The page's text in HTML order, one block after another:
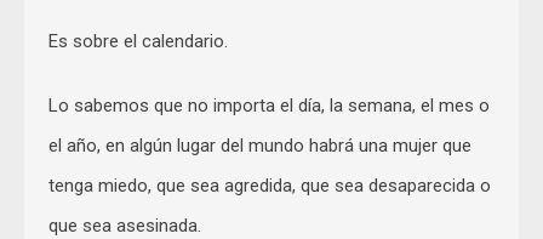
Es sobre el calendario.
Lo sabemos que no importa el día, la semana, el mes o
el año, en algún lugar del mundo habrá una mujer que
tenga miedo, que sea agredida, que sea desaparecida o
que sea asesinada.